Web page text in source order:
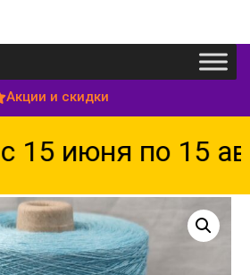
Акции и скидки
июня по 15